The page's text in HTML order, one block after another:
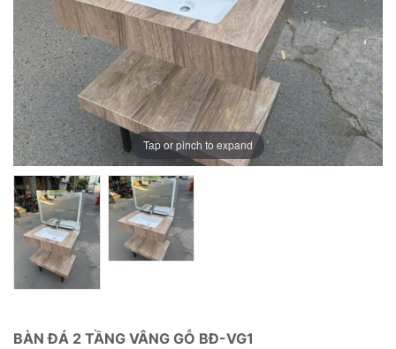
Tap or pinch to expand
BÀN ĐÁ 2 TẦNG VÂNG GỖ BĐ-VG1